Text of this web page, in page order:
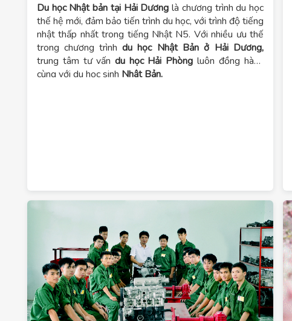
Du học Nhật bản tại Hải Dương là chương trình du học
thế hệ mới, đảm bảo tiến trình du học, với trình độ tiếng
nhật thấp nhất trong tiếng Nhật N5. Với nhiều ưu thế
trong chương trình du học Nhật Bản ở Hải Dương,
trung tâm tư vấn du học Hải Phòng luôn đồng hành
cùng với du học sinh Nhật Bản.